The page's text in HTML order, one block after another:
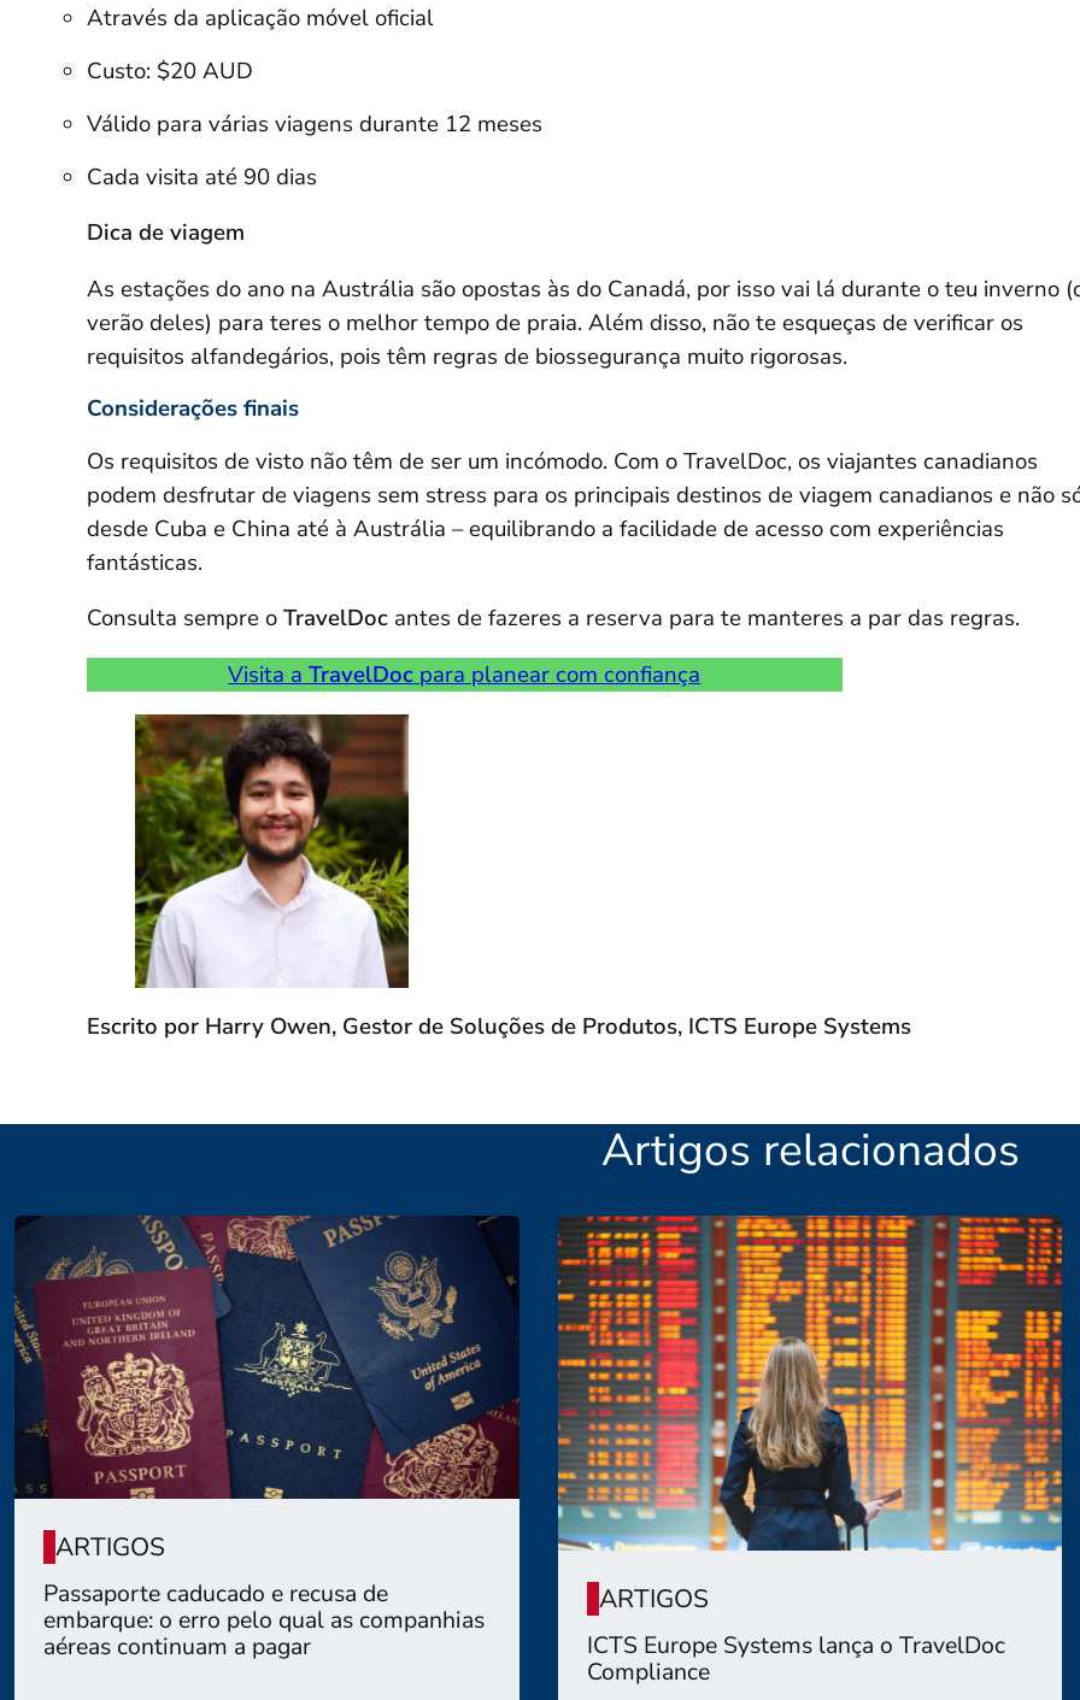
Através da aplicação móvel oficial
Custo: $20 AUD
Válido para várias viagens durante 12 meses
Cada visita até 90 dias
Dica de viagem
As estações do ano na Austrália são opostas às do Canadá, por isso vai lá durante o teu inverno
verão deles) para teres o melhor tempo de praia. Além disso, não te esqueças de verificar os
requisitos alfandegários, pois têm regras de biossegurança muito rigorosas.
Considerações finais
Os requisitos de visto não têm de ser um incómodo. Com o TravelDoc, os viajantes canadianos
podem desfrutar de viagens sem stress para os principais destinos de viagem canadianos e não
desde Cuba e China até à Austrália – equilibrando a facilidade de acesso com experiências
fantásticas.
Consulta sempre oTravelDoc antes de fazeres a reserva para te manteres a par das regras.
Visita aTravelDoc para planear com confiança
Escrito por Harry Owen, Gestor de Soluções de Produtos, ICTS Europe Systems
Artigos relacionados
ARTIGOS
Passaporte caducado e recusa de
embarque: o erro pelo qual as companhias
aéreas continuam a pagar
ARTIGOS
ICTS Europe Systems lança o TravelDoc
Compliance